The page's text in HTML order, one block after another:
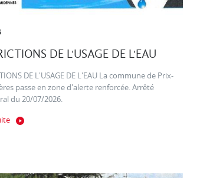
DE L'USAGE DE L'EAU
DE L'USAGE DE L'EAU La commune de Prix-
passe en zone d'alerte renforcée. Arrêté
du 20/07/2026.